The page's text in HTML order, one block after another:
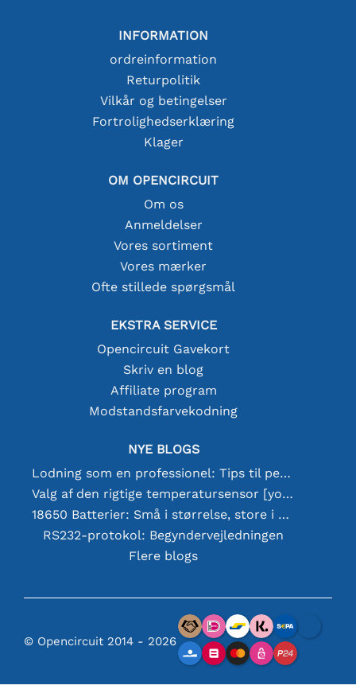
INFORMATION
ordreinformation
Returpolitik
Vilkår og betingelser
Fortrolighedserklæring
Klager
OM OPENCIRCUIT
Om os
Anmeldelser
Vores sortiment
Vores mærker
Ofte stillede spørgsmål
EKSTRA SERVICE
Opencircuit Gavekort
Skriv en blog
Affiliate program
Modstandsfarvekodning
NYE BLOGS
Lodning som en professionel: Tips til perfekte elektroniske forbindelser
Valg af den rigtige temperatursensor [youtube]
18650 Batterier: Små i størrelse, store i ydeevne
RS232-protokol: Begyndervejledningen
Flere blogs
© Opencircuit 2014 - 2026